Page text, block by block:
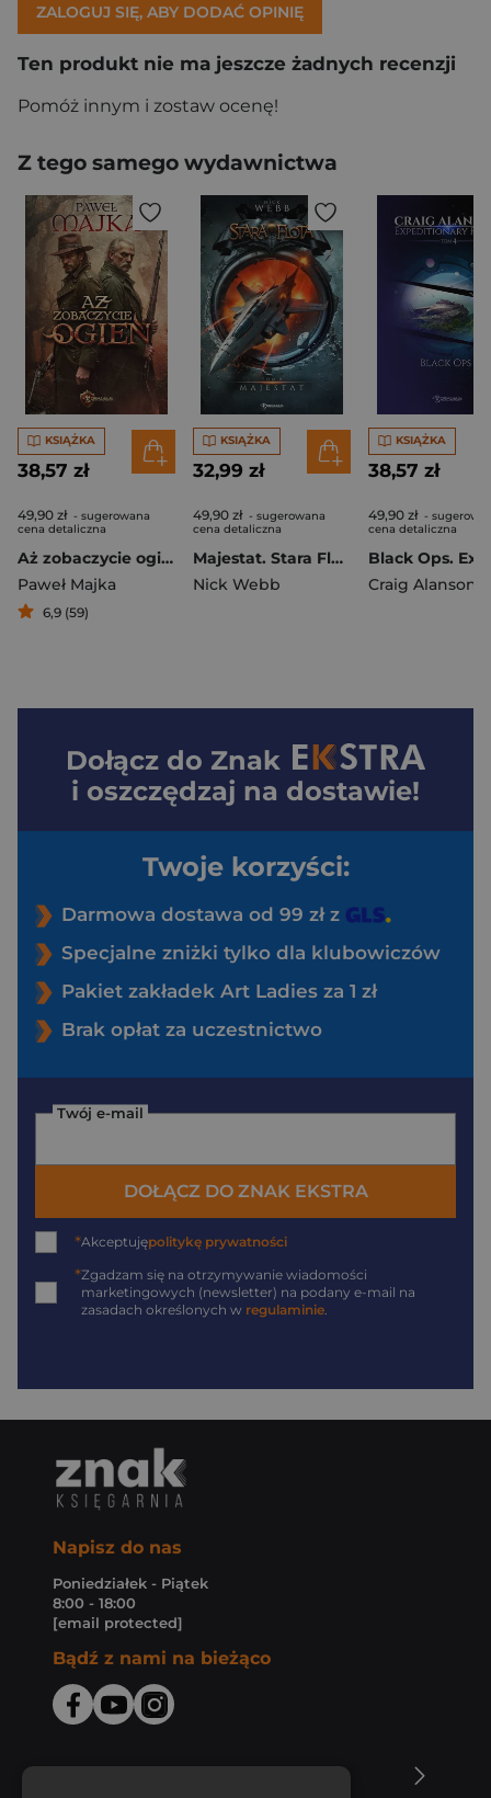
ZALOGUJ SIĘ, ABY DODAĆ OPINIĘ
Ten produkt nie ma jeszcze żadnych recenzji
Pomóż innym i zostaw ocenę!
Z tego samego wydawnictwa
KSIĄŻKA
38,57 zł
49,90 zł - sugerowana
cena detaliczna
Aż zobaczycie ogień
Paweł Majka
6,9 (59)
KSIĄŻKA
32,99 zł
49,90 zł - sugerowana
cena detaliczna
Majestat. Stara Flota. Tom 9
Nick Webb
KSIĄŻKA
38,57 zł
49,90 zł -
cena detaliczna
Craig Alanson
Dołącz do Znak
i oszczędzaj na dostawie!
Twoje korzyści:
Darmowa dostawa od 99 zł z
Specjalne zniżki tylko dla klubowiczów
Pakiet zakładek Art Ladies za 1 zł
Brak opłat za uczestnictwo
Twój e-mail
DOŁĄCZ DO ZNAK EKSTRA
*Akceptujępolitykę prywatności
*Zgadzam się na otrzymywanie wiadomości
marketingowych (newsletter) na podany e-mail na
zasadach określonych w regulaminie
Napisz do nas
Poniedziałek - Piątek
8:00 - 18:00
[email protected]
Bądź z nami na bieżąco